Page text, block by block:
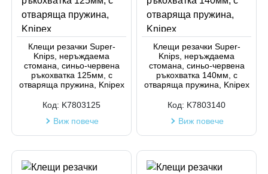
Код на артикул
Клещи резачки Super-
Knips, неръждаема
стомана, синьо-червена
ръкохватка 125мм, с
отваряща пружина, Knipex
Код: K7803125
Виж повече
Клещи резачки Super-
Knips, неръждаема
стомана, синьо-червена
ръкохватка 140мм, с
отваряща пружина, Knipex
Код: K7803140
Виж повече